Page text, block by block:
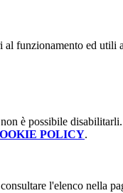
funzionamento ed utili
è possibile disabilitarli.
POLICY.
l'elenco nella